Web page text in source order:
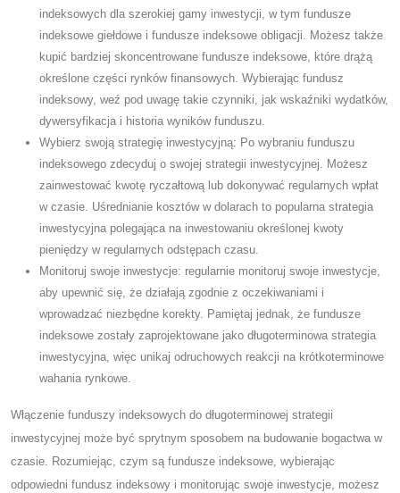
indeksowych dla szerokiej gamy inwestycji, w tym fundusze
indeksowe giełdowe i fundusze indeksowe obligacji. Możesz także
kupić bardziej skoncentrowane fundusze indeksowe, które drążą
określone części rynków finansowych. Wybierając fundusz
indeksowy, weź pod uwagę takie czynniki, jak wskaźniki wydatków,
dywersyfikacja i historia wyników funduszu.
Wybierz swoją strategię inwestycyjną: Po wybraniu funduszu
indeksowego zdecyduj o swojej strategii inwestycyjnej. Możesz
zainwestować kwotę ryczałtową lub dokonywać regularnych wpłat
w czasie. Uśrednianie kosztów w dolarach to popularna strategia
inwestycyjna polegająca na inwestowaniu określonej kwoty
pieniędzy w regularnych odstępach czasu.
Monitoruj swoje inwestycje: regularnie monitoruj swoje inwestycje,
aby upewnić się, że działają zgodnie z oczekiwaniami i
wprowadzać niezbędne korekty. Pamiętaj jednak, że fundusze
indeksowe zostały zaprojektowane jako długoterminowa strategia
inwestycyjna, więc unikaj odruchowych reakcji na krótkoterminowe
wahania rynkowe.
Włączenie funduszy indeksowych do długoterminowej strategii
inwestycyjnej może być sprytnym sposobem na budowanie bogactwa w
czasie. Rozumiejąc, czym są fundusze indeksowe, wybierając
odpowiedni fundusz indeksowy i monitorując swoje inwestycje, możesz